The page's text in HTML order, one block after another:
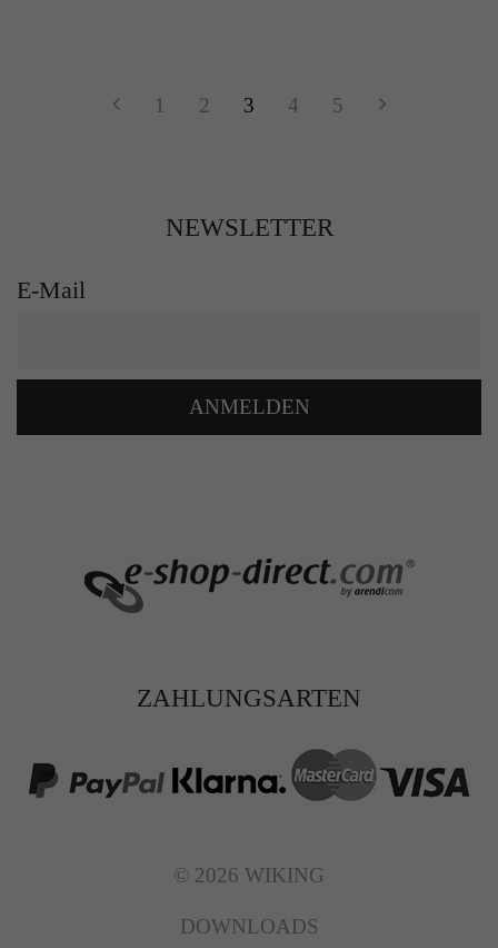
1 2 3 4 5
NEWSLETTER
E-Mail
ANMELDEN
ZAHLUNGSARTEN
© 2026 WIKING
DOWNLOADS